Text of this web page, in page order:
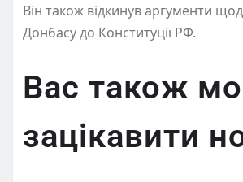
Він також відкинув аргументи
Донбасу до Конституції РФ.
Вас також
зацікавити